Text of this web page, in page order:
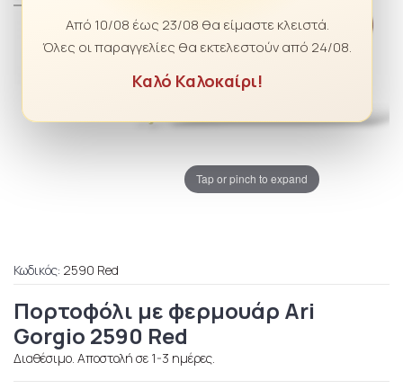
Από 10/08 έως 23/08 θα είμαστε κλειστά.
Όλες οι παραγγελίες θα εκτελεστούν από 24/08.
Καλό Καλοκαίρι!
Tap or pinch to expand
Κωδικός: 2590 Red
Πορτοφόλι με φερμουάρ Ari
Gorgio 2590 Red
Διαθέσιμο. Αποστολή σε 1-3 ημέρες.